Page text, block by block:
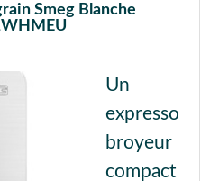
Smeg Blanche
Un
expresso
broyeur
compact